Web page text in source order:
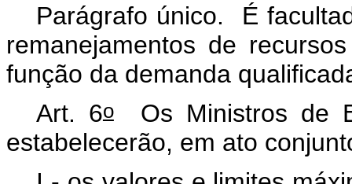
Parágrafo único. É
remanejamentos de
função da demanda
Art. 6oOs Ministros de
estabelecerão, em ato